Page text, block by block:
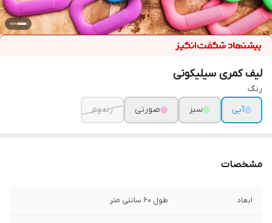
لیف کمری سیلیکونی
رنگ
آبی
سبز صورتی رندوم
مشخصات
ابعاد طول 60 سانتی متر